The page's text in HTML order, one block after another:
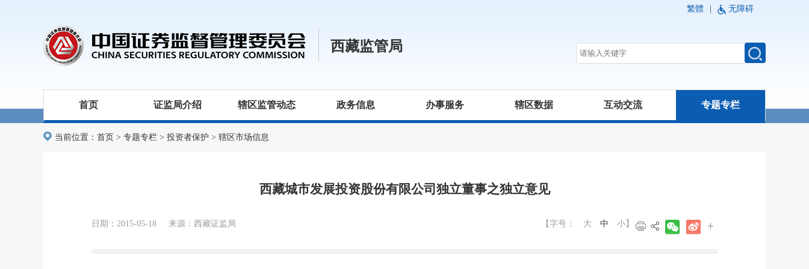
繁體 无障碍
西藏监管局
首页 证监局介绍 辖区监管动态 政务信息 办事服务 辖区数据 互动交流 专题专栏
当前位置： 首页 > 专题专栏 > 投资者保护 > 辖区市场信息
西藏城市发展投资股份有限公司独立董事之独立意见
日期：2015-05-18 来源：西藏证监局 【字号： 大 中 小 】